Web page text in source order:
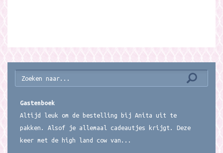
Gastenboek
Altijd leuk om de bestelling bij Anita uit te
pakken. Alsof je allemaal cadeautjes krijgt. Deze
keer met de high land cow van...